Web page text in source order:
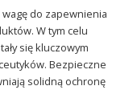
do zapewnienia
W tym celu
się kluczowym
Bezpieczne
solidną ochronę